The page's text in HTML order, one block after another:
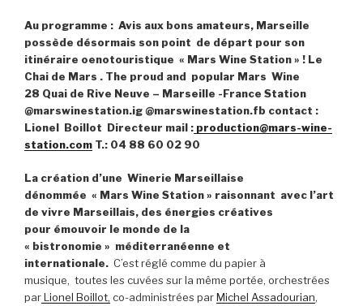
Au programme : Avis aux bons amateurs, Marseille
possède désormais son point de départ pour son
itinéraire oenotouristique « Mars Wine Station » ! Le
Chai de Mars . The proud and popular Mars Wine
28 Quai de Rive Neuve – Marseille -France Station
@marswinestation.ig @marswinestation.fb contact :
Lionel Boillot Directeur mail : production@mars-wine-
station.com T.: 04 88 60 02 90
La création d’une Winerie Marseillaise
dénommée « Mars Wine Station » raisonnant avec l’art
de vivre Marseillais, des énergies créatives
pour émouvoir le monde de la
« bistronomie » méditerranéenne et
internationale. C’est réglé comme du papier à
musique, toutes les cuvées sur la même portée, orchestrées
parLionel Boillot, co-administrées parMichel Assadourian,